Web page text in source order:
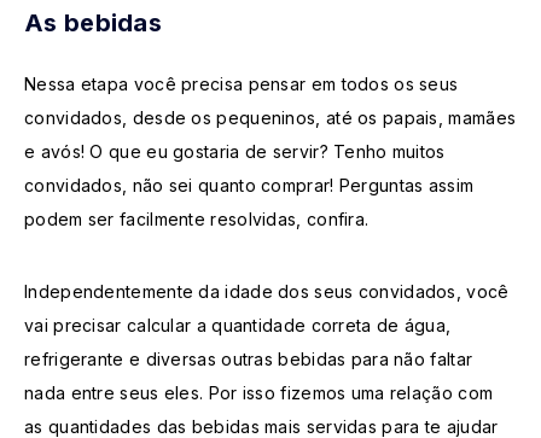
As bebidas
Nessa etapa você precisa pensar em todos os seus
convidados, desde os pequeninos, até os papais, mamães
e avós! O que eu gostaria de servir? Tenho muitos
convidados, não sei quanto comprar! Perguntas assim
podem ser facilmente resolvidas, confira.
Independentemente da idade dos seus convidados, você
vai precisar calcular a quantidade correta de água,
refrigerante e diversas outras bebidas para não faltar
nada entre seus eles. Por isso fizemos uma relação com
as quantidades das bebidas mais servidas para te ajudar